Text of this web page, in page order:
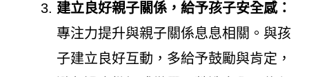
建立良好親子關係，給予孩子安全感：
專注力提升與親子關係息息相關。與孩
子建立良好互動，多給予鼓勵與肯定，